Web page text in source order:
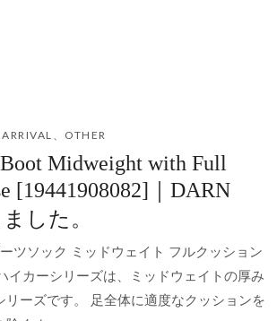
OTHER
Midweight with Full
[19441908082]｜DARN
した。
ツソック ミッドウェイト フルクッション
カーシリーズは、ミッドウェイトの厚み
リーズです。 足全体に適度なクッションを